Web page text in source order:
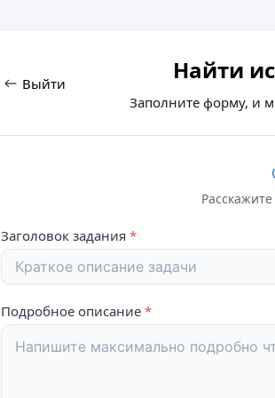
Выйти Найти
Заполните форму, и
Заголовок задания
Подробное описание